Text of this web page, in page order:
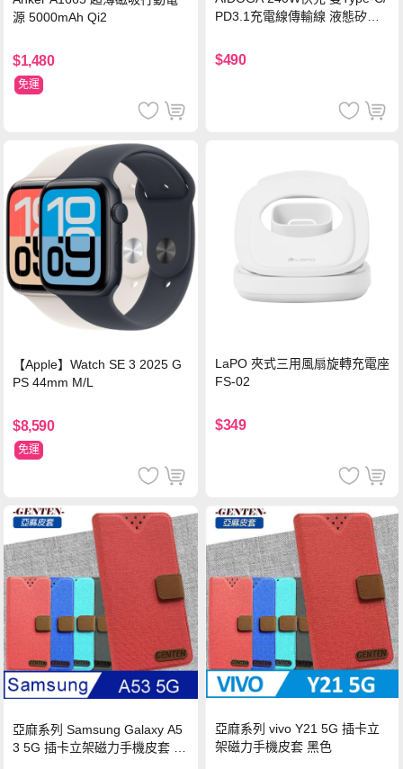
源 5000mAh Qi2
$1,480
免運
PD3.1充電線傳輸線 液態矽膠
機/平板/筆電
$490
【Apple】Watch SE 3 2025 G
PS 44mm M/L
$8,590
免運
LaPO 夾式三用風扇旋轉充電座
FS-02
$349
亞麻系列 Samsung Galaxy A5
3 5G 插卡立架磁力手機皮套 藍
亞麻系列 vivo Y21 5G 插卡立
架磁力手機皮套 黑色